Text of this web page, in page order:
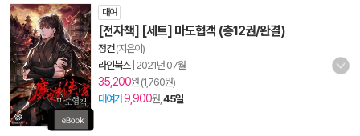
대여
[전자책] [세트] 마도협객 (총12권/완결)
정건(지은이)
라인북스| 2021년 07월
35,200원 (1,760원)
대여가9,900원, 45일